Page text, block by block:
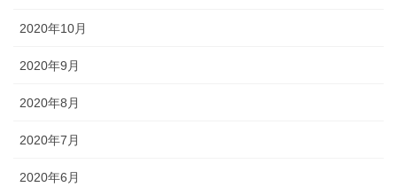
2020年10月
2020年9月
2020年8月
2020年7月
2020年6月